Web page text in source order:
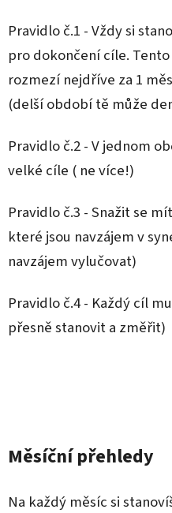
Pravidlo č.1 - Vždy si
pro dokončení cíle.
rozmezí nejdříve za 1
(delší období tě může
Pravidlo č.2 - V jednom
velké cíle ( ne více!)
Pravidlo č.3 - Snažit se
které jsou navzájem v
navzájem vylučovat)
Pravidlo č.4 - Každý cíl
přesně stanovit a změřit)
Měsíční přehledy
Na každý měsíc si